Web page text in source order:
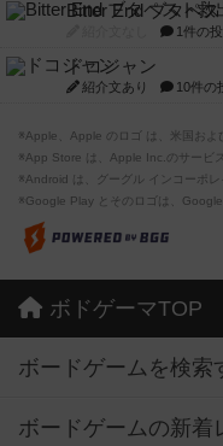
Bitter End ブタペ
1件の
ドコジャン
紹介文あり 10件の
※Apple、Apple のロゴ は、米国およ
※App Store は、Apple Inc.のサービ
※Android は、グーグル インコーポレ
※Google Play とそのロゴは、
ボドゲーマTOP
ボードゲームを検索
ボードゲームの新着